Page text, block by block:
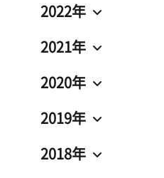
2022年
2021年
2020年
2019年
2018年